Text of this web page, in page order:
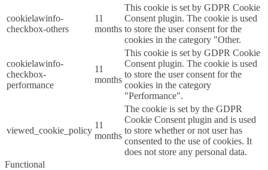
cookielawinfo-
checkbox-others
11
months
This cookie is set by GDPR Cookie
Consent plugin. The cookie is used
to store the user consent for the
cookies in the category "Other.
cookielawinfo-
checkbox-
performance
11
months
This cookie is set by GDPR Cookie
Consent plugin. The cookie is used
to store the user consent for the
cookies in the category
"Performance".
viewed_cookie_policy
11
months
The cookie is set by the GDPR
Cookie Consent plugin and is used
to store whether or not user has
consented to the use of cookies. It
does not store any personal data.
Functional